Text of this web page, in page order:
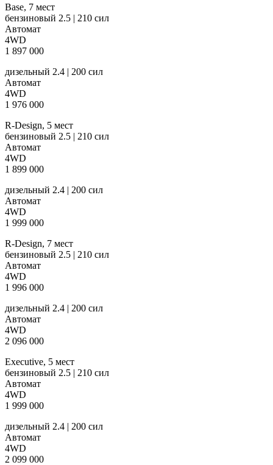
Base, 7 мест
бензиновый 2.5 | 210 сил
Автомат
4WD
1 897 000
дизельный 2.4 | 200 сил
Автомат
4WD
1 976 000
R-Design, 5 мест
бензиновый 2.5 | 210 сил
Автомат
4WD
1 899 000
дизельный 2.4 | 200 сил
Автомат
4WD
1 999 000
R-Design, 7 мест
бензиновый 2.5 | 210 сил
Автомат
4WD
1 996 000
дизельный 2.4 | 200 сил
Автомат
4WD
2 096 000
Executive, 5 мест
бензиновый 2.5 | 210 сил
Автомат
4WD
1 999 000
дизельный 2.4 | 200 сил
Автомат
4WD
2 099 000